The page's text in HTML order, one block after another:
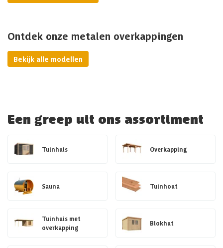
Ontdek onze metalen overkappingen
Bekijk alle modellen
Een greep uit ons assortiment
Tuinhuis Overkapping
Sauna Tuinhout
Tuinhuis met
overkapping
Blokhut